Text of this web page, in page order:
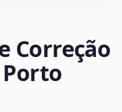
Correção
Porto